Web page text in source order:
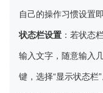
自己的操作习惯设置即
状态栏设置 ：若状态
输入文字，随意输入
键，选择“显示状态栏